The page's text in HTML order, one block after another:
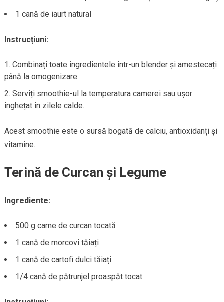
1 cană de iaurt natural
Instrucțiuni:
Combinați toate ingredientele într-un blender și amestecați
până la omogenizare.
Serviți smoothie-ul la temperatura camerei sau ușor
înghețat în zilele calde.
Acest smoothie este o sursă bogată de calciu, antioxidanți și
vitamine.
Terină de Curcan și Legume
Ingrediente:
500 g carne de curcan tocată
1 cană de morcovi tăiați
1 cană de cartofi dulci tăiați
1/4 cană de pătrunjel proaspăt tocat